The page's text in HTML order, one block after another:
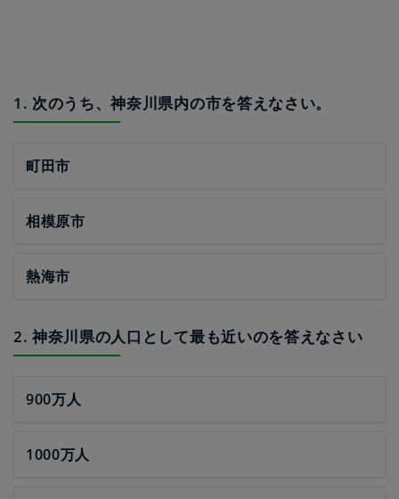
1. 次のうち、神奈川県内の市を答えなさい。
町田市
相模原市
熱海市
2. 神奈川県の人口として最も近いのを答えなさい
900万人
1000万人